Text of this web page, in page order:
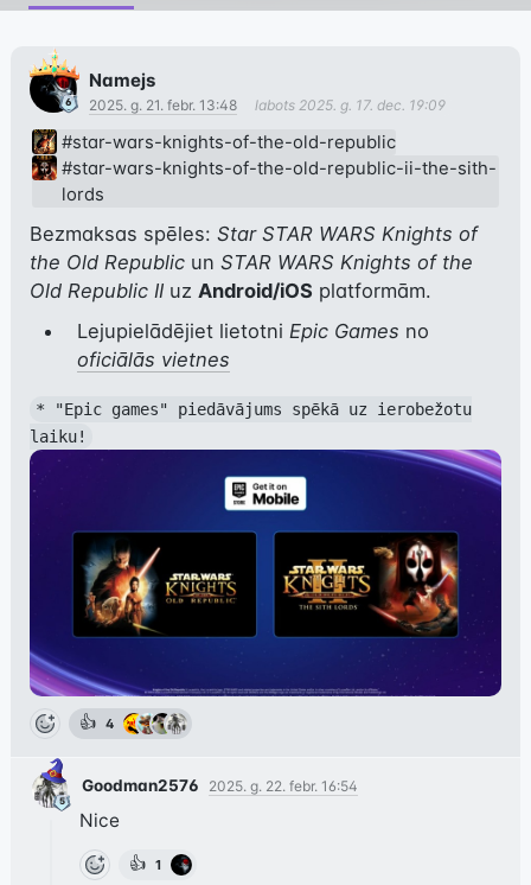
Namejs
2025. g. 21. febr. 13:48 labots 2025. g. 17. dec. 19:09
#star-wars-knights-of-the-old-republic
#star-wars-knights-of-the-old-republic-ii-the-sith-
lords
Bezmaksas spēles: Star STAR WARS Knights of
the Old Republic un STAR WARS Knights of the
Old Republic II uz Android/iOS platformām.
Lejupielādējiet lietotni Epic Games no
oficiālās vietnes
* "Epic games" piedāvājums spēkā uz ierobežotu
laiku!
👍 4
Goodman2576 2025. g. 22. febr. 16:54
Nice
👍 1